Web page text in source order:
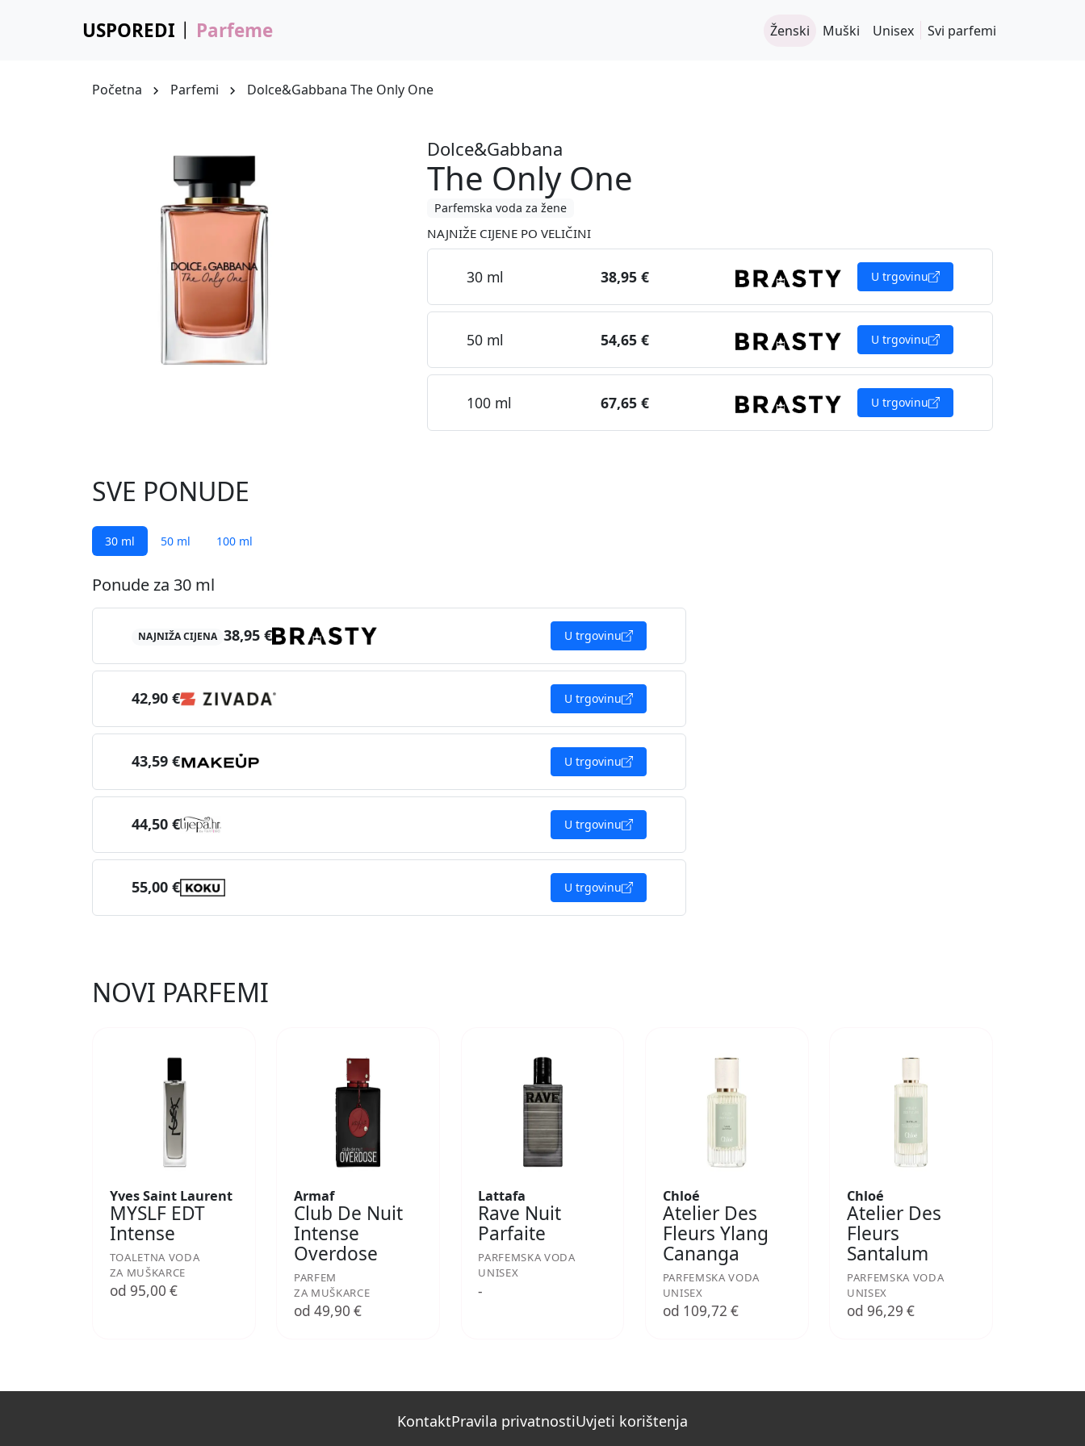
USPOREDI Parfeme Ženski Muški Unisex Svi parfemi
Početna Parfemi Dolce&Gabbana The Only One
Dolce&Gabbana
The Only One
Parfemska voda za žene
NAJNIŽE CIJENE PO VELIČINI
30 ml 38,95 € U trgovinu
50 ml 54,65 € U trgovinu
100 ml 67,65 € U trgovinu
SVE PONUDE
30 ml 50 ml 100 ml
Ponude za 30 ml
NAJNIŽA CIJENA 38,95 € U trgovinu
42,90 € U trgovinu
43,59 € U trgovinu
44,50 € U trgovinu
55,00 € U trgovinu
NOVI PARFEMI
Yves Saint Laurent
MYSLF EDT
Intense
TOALETNA VODA
ZA MUŠKARCE
od 95,00 €
Armaf
Club De Nuit
Intense
Overdose
PARFEM
ZA MUŠKARCE
od 49,90 €
Lattafa
Rave Nuit
Parfaite
PARFEMSKA VODA
UNISEX
-
Chloé
Atelier Des
Fleurs Ylang
Cananga
PARFEMSKA VODA
UNISEX
od 109,72 €
Chloé
Atelier Des
Fleurs
Santalum
PARFEMSKA VODA
UNISEX
od 96,29 €
KontaktPravila privatnostiUvjeti korištenja